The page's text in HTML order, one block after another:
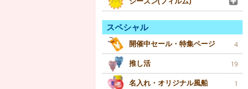
スペシャル
開催中セール・特集ページ 4
推し活 19
名入れ・オリジナル風船 1